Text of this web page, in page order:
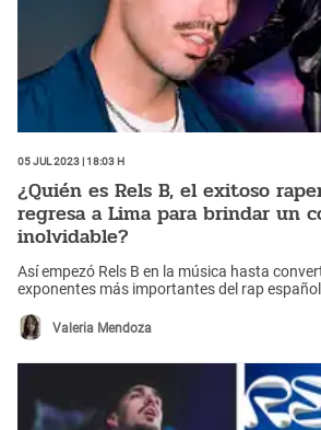
05 Jul 2023 | 18:03 h
¿Quién es Rels B, el exitoso
regresa a Lima para brindar un
inolvidable?
Así empezó Rels B en la música hasta
exponentes más importantes del rap
Valeria Mendoza